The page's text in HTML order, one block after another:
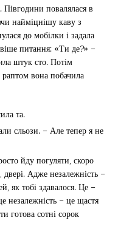
повалялася в
найміцнішу каву з
до мобілки і задала
питання: «Ти де?» –
штук сто. Потім
вона побачила
та.
сльози. – Але тепер я не
йду погуляти, скоро
двері. Адже незалежність –
як тобі здавалося. Це –
незалежність – це щастя
готова сотні сорок